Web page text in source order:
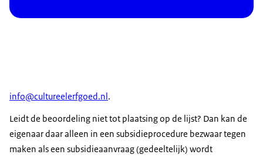
info@cultureelerfgoed.nl .
Leidt de beoordeling niet tot plaatsing op de lijst? Dan kan de
eigenaar daar alleen in een subsidieprocedure bezwaar tegen
maken als een subsidieaanvraag (gedeeltelijk) wordt